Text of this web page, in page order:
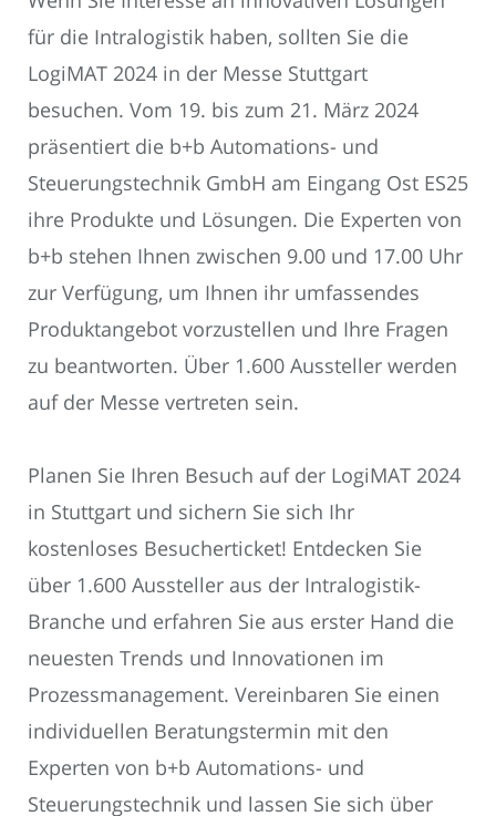
für die Intralogistik haben, sollten Sie die
LogiMAT 2024 in der Messe Stuttgart
besuchen. Vom 19. bis zum 21. März 2024
präsentiert die b+b Automations- und
Steuerungstechnik GmbH am Eingang Ost ES25
ihre Produkte und Lösungen. Die Experten von
b+b stehen Ihnen zwischen 9.00 und 17.00 Uhr
zur Verfügung, um Ihnen ihr umfassendes
Produktangebot vorzustellen und Ihre Fragen
zu beantworten. Über 1.600 Aussteller werden
auf der Messe vertreten sein.
Planen Sie Ihren Besuch auf der LogiMAT 2024
in Stuttgart und sichern Sie sich Ihr
kostenloses Besucherticket! Entdecken Sie
über 1.600 Aussteller aus der Intralogistik-
Branche und erfahren Sie aus erster Hand die
neuesten Trends und Innovationen im
Prozessmanagement. Vereinbaren Sie einen
individuellen Beratungstermin mit den
Experten von b+b Automations- und
Steuerungstechnik und lassen Sie sich über